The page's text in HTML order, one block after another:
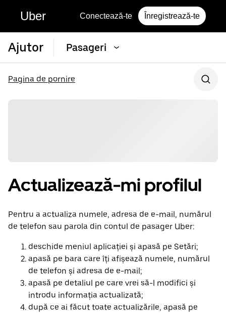
Uber Conectează-te Înregistrează-te
Ajutor Pasageri
Pagina de pornire
Actualizează-mi profilul
Pentru a actualiza numele, adresa de e-mail, numărul
de telefon sau parola din contul de pasager Uber:
deschide meniul aplicației și apasă pe Setări;
apasă pe bara care îți afișează numele, numărul
de telefon și adresa de e-mail;
apasă pe detaliul pe care vrei să-l modifici și
introdu informația actualizată;
după ce ai făcut toate actualizările, apasă pe